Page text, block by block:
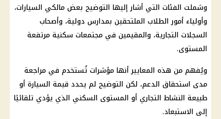
وشملت الفئات التي أشار إليها التوضيح بعض مالكي السيارات،
وأولياء أمور الطلاب الملتحقين بمدارس دولية، وأصحاب
السجلات التجارية، والمقيمين في مجتمعات سكنية مرتفعة
المستوى.
ويُفهم من هذه المعايير أنها مؤشرات تُستخدم في مراجعة
مدى استحقاق الدعم، لكن التوضيح لم يحدد قيمة السيارة أو
طبيعة النشاط التجاري أو المستوى السكني الذي يؤدي تلقائيًا
إلى الاستبعاد.